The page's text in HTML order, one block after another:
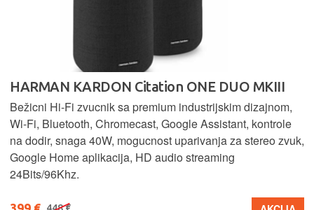
HARMAN KARDON Citation ONE DUO MKIII
Bežicni Hi-Fi zvucnik sa premium industrijskim dizajnom,
Wi-Fi, Bluetooth, Chromecast, Google Assistant, kontrole
na dodir, snaga 40W, mogucnost uparivanja za stereo zvuk,
Google Home aplikacija, HD audio streaming
24Bits/96Khz.